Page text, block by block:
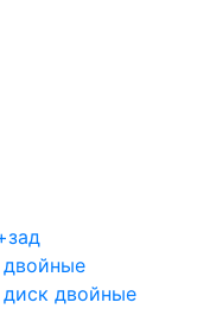
двойные
двойные